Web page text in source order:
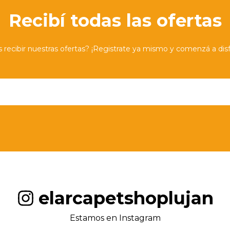
Recibí todas las ofertas
recibir nuestras ofertas? ¡Registrate ya mismo y comenzá a
elarcapetshoplujan
Estamos en Instagram